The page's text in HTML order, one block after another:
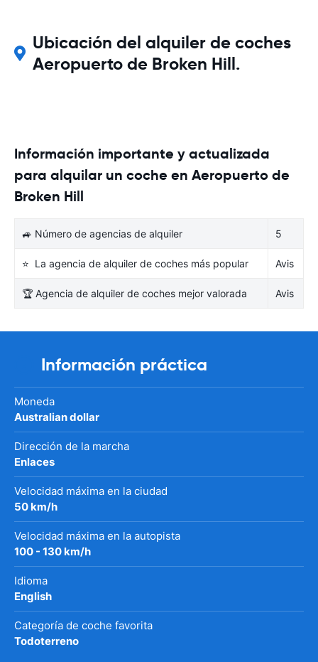
Ubicación del alquiler de coches
Aeropuerto de Broken Hill.
Información importante y actualizada
para alquilar un coche en Aeropuerto de
Broken Hill
🚙 Número de agencias de alquiler 5
⭐ La agencia de alquiler de coches más popular Avis
🏆 Agencia de alquiler de coches mejor valorada Avis
Información práctica
Moneda
Australian dollar
Dirección de la marcha
Enlaces
Velocidad máxima en la ciudad
50 km/h
Velocidad máxima en la autopista
100 - 130 km/h
Idioma
English
Categoría de coche favorita
Todoterreno